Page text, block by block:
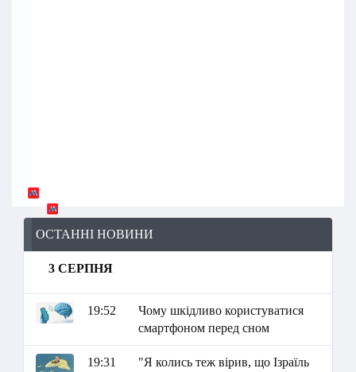
ОСТАННІ НОВИНИ
3 СЕРПНЯ
19:52
Чому шкідливо користуватися
смартфоном перед сном
19:31
"Я колись теж вірив, що Ізраїль